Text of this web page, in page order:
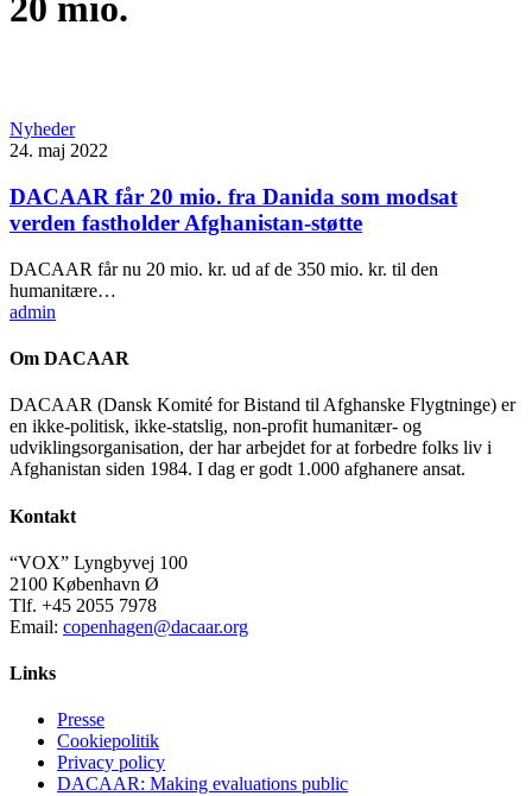
20 mio.
Nyheder
24. maj 2022
DACAAR får 20 mio. fra Danida som modsat
verden fastholder Afghanistan-støtte
DACAAR får nu 20 mio. kr. ud af de 350 mio. kr. til den
humanitære…
admin
Om DACAAR
DACAAR (Dansk Komité for Bistand til Afghanske Flygtninge) er
en ikke-politisk, ikke-statslig, non-profit humanitær- og
udviklingsorganisation, der har arbejdet for at forbedre folks liv i
Afghanistan siden 1984. I dag er godt 1.000 afghanere ansat.
Kontakt
“VOX” Lyngbyvej 100
2100 København Ø
Tlf. +45 2055 7978
Email: copenhagen@dacaar.org
Links
Presse
Cookiepolitik
Privacy policy
DACAAR: Making evaluations public